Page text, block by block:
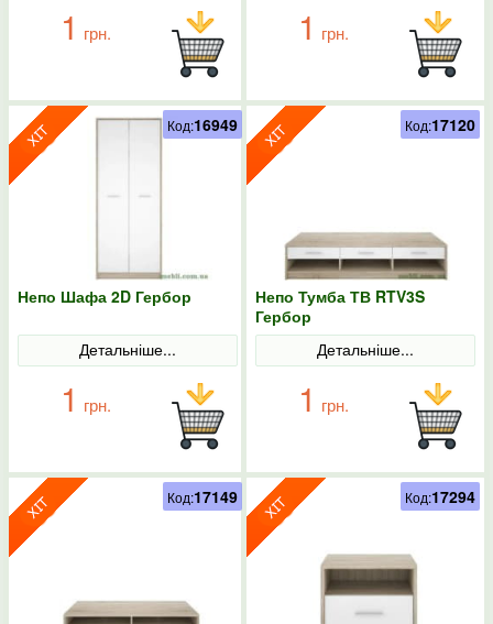
1 грн. 1 грн.
Непо Шафа 2D Гербор
Детальніше...
1 грн.
Код:16949
Непо Тумба ТВ RTV3S
Гербор
Детальніше...
1 грн.
Код:17120
Код:17149 Код:17294